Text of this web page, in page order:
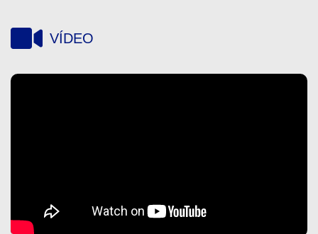
VÍDEO